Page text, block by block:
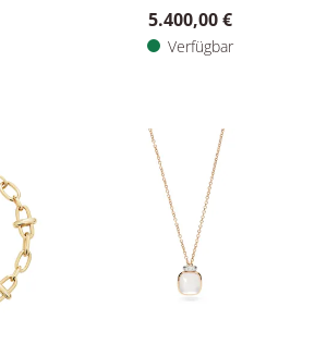
5.400,00 €
Verfügbar